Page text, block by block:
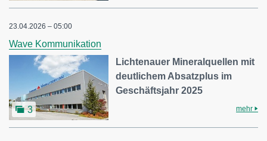
23.04.2026 – 05:00
Wave Kommunikation
3
Lichtenauer Mineralquellen mit
deutlichem Absatzplus im
Geschäftsjahr 2025
mehr